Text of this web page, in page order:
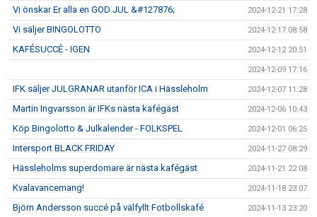
Vi önskar Er alla en GOD JUL &#127876; 2024-12-21 17:28
Vi säljer BINGOLOTTO 2024-12-17 08:58
KAFÉSUCCÉ - IGEN 2024-12-12 20:51
2024-12-09 17:16
IFK säljer JULGRANAR utanför ICA i Hässleholm 2024-12-07 11:28
Martin Ingvarsson är IFKs nästa kafégäst 2024-12-06 10:43
Köp Bingolotto & Julkalender - FOLKSPEL 2024-12-01 06:25
Intersport BLACK FRIDAY 2024-11-27 08:29
Hässleholms superdomare är nästa kafégäst 2024-11-21 22:08
Kvalavancemang! 2024-11-18 23:07
Björn Andersson succé på välfyllt Fotbollskafé 2024-11-13 23:20